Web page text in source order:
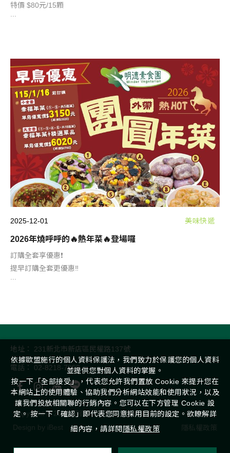
特價 $80元/15顆
2025-12-01 美味快遞
2026年燒呼呼的🔥熱年菜🔥登場囉
訂購全套享優惠❗️
提早訂購全套更優惠‼
...
地址： 231新北市新店區民權路137號
電話： 02-8218-7858
Copyright © 2026 明德素食園 All Rights Reserved.
Design by iBest 隱私權政策
依據歐盟施行的個人資料保護法，我們致力於保護您的個人資料
並提供您對個人資料的掌握。
按一下「全部接受」，代表您允許我們置放 Cookie 來提升您在
本網站上的使用體驗、協助我們分析網站效能和使用狀況，以及
讓我們投放相關聯的行銷內容。您可以在下方管理 Cookie 設
定。 按一下「確認」即代表您同意採用目前的設定。欲瞭解詳
細內容，請詳閱 隱私權政策